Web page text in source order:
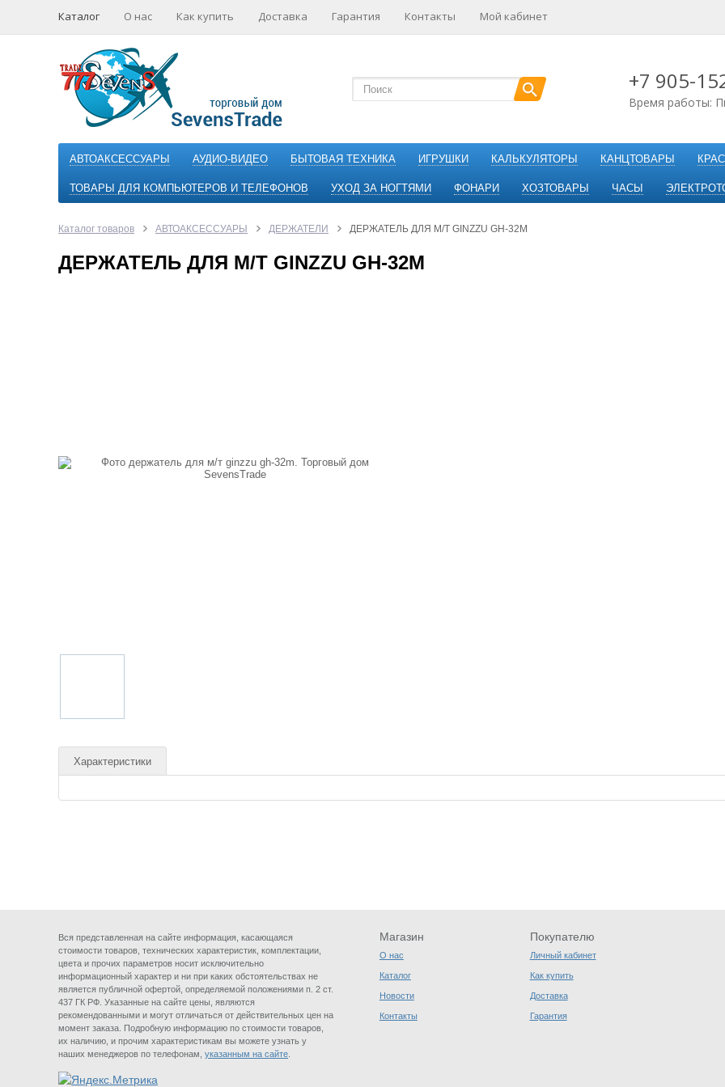
Каталог О нас Как купить Доставка Гарантия Контакты Мой кабинет
+7 905-
Время работы:
АВТОАКСЕССУАРЫ АУДИО-ВИДЕО БЫТОВАЯ ТЕХНИКА ИГРУШКИ КАЛЬКУЛЯТОРЫ КАНЦТОВАРЫ
ТОВАРЫ ДЛЯ КОМПЬЮТЕРОВ И ТЕЛЕФОНОВ УХОД ЗА НОГТЯМИ ФОНАРИ ХОЗТОВАРЫ ЧАСЫ
Каталог товаров АВТОАКСЕССУАРЫ ДЕРЖАТЕЛИ ДЕРЖАТЕЛЬ ДЛЯ М/Т GINZZU GH-32M
ДЕРЖАТЕЛЬ ДЛЯ М/Т GINZZU GH-32M
Характеристики
Вся представленная на сайте информация, касающаяся
стоимости товаров, технических характеристик, комплектации,
цвета и прочих параметров носит исключительно
информационный характер и ни при каких обстоятельствах не
является публичной офертой, определяемой положениями п. 2 ст.
437 ГК РФ. Указанные на сайте цены, являются
рекомендованными и могут отличаться от действительных цен на
момент заказа. Подробную информацию по стоимости товаров,
их наличию, и прочим характеристикам вы можете узнать у
наших менеджеров по телефонам, указанным на сайте
Магазин
О нас
Каталог
Новости
Контакты
Покупателю
Личный кабинет
Как купить
Доставка
Гарантия